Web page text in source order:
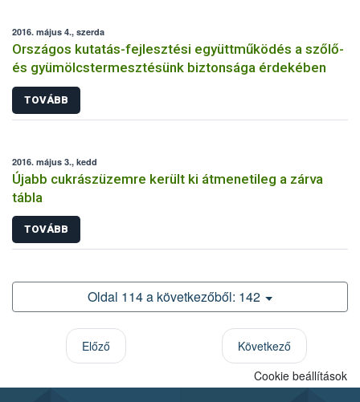
2016. május 4., szerda
Országos kutatás-fejlesztési együttműködés a szőlő-
és gyümölcstermesztésünk biztonsága érdekében
TOVÁBB
2016. május 3., kedd
Újabb cukrászüzemre került ki átmenetileg a zárva
tábla
TOVÁBB
Oldal 114 a következőből: 142
Előző
Következő
Cookie beállítások